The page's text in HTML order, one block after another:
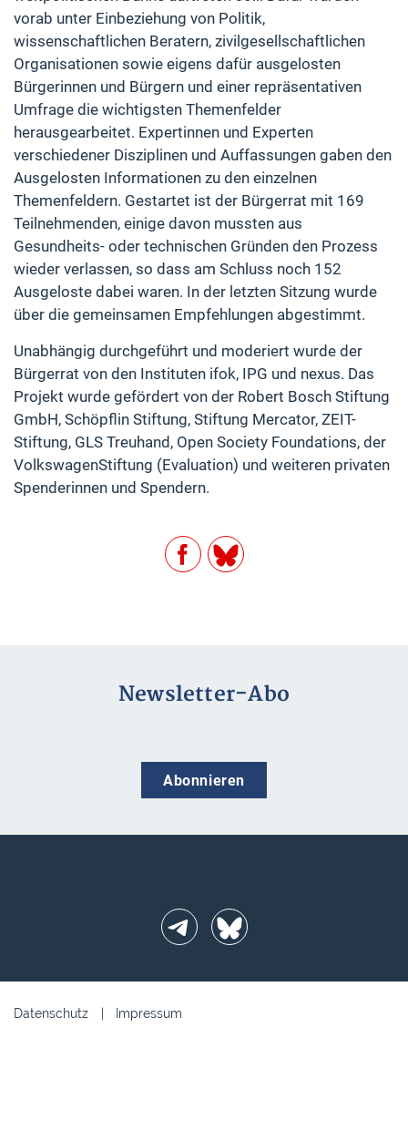
vorab unter Einbeziehung von Politik,
wissenschaftlichen Beratern, zivilgesellschaftlichen
Organisationen sowie eigens dafür ausgelosten
Bürgerinnen und Bürgern und einer repräsentativen
Umfrage die wichtigsten Themenfelder
herausgearbeitet. Expertinnen und Experten
verschiedener Disziplinen und Auffassungen gaben den
Ausgelosten Informationen zu den einzelnen
Themenfeldern. Gestartet ist der Bürgerrat mit 169
Teilnehmenden, einige davon mussten aus
Gesundheits- oder technischen Gründen den Prozess
wieder verlassen, so dass am Schluss noch 152
Ausgeloste dabei waren. In der letzten Sitzung wurde
über die gemeinsamen Empfehlungen abgestimmt.
Unabhängig durchgeführt und moderiert wurde der
Bürgerrat von den Instituten ifok, IPG und nexus. Das
Projekt wurde gefördert von der Robert Bosch Stiftung
GmbH, Schöpflin Stiftung, Stiftung Mercator, ZEIT-
Stiftung, GLS Treuhand, Open Society Foundations, der
VolkswagenStiftung (Evaluation) und weiteren privaten
Spenderinnen und Spendern.
FacebookBlueSky
Newsletter-Abo
Abonnieren
TelegramBlueSky
Datenschutz Impressum